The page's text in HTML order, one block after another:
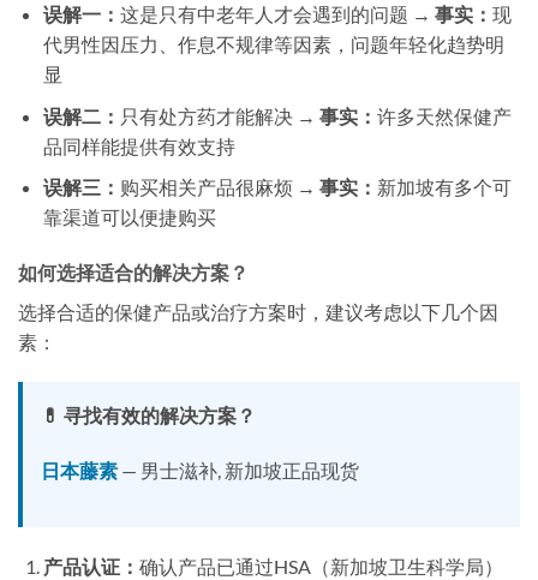
误解一： 这是只有中老年人才会遇到的问题 → 事实： 现
代男性因压力、作息不规律等因素，问题年轻化趋势明
显
误解二： 只有处方药才能解决 → 事实： 许多天然保健产
品同样能提供有效支持
误解三： 购买相关产品很麻烦 → 事实： 新加坡有多个可
靠渠道可以便捷购买
如何选择适合的解决方案？
选择合适的保健产品或治疗方案时，建议考虑以下几个因
素：
💊 寻找有效的解决方案？
日本藤素 — 男士滋补, 新加坡正品现货
产品认证： 确认产品已通过HSA（新加坡卫生科学局）